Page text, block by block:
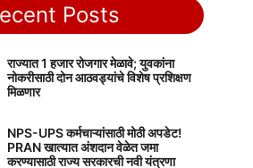
Posts
राज्यात 1 हजार रोजगार मेळावे; युवकांना
नोकरीसाठी दोन आठवड्यांचे विशेष प्रशिक्षण
मिळणार
NPS-UPS कर्मचाऱ्यांसाठी मोठी अपडेट!
PRAN खात्यात अंशदान वेळेत जमा
करण्यासाठी राज्य सरकारची नवी यंत्रणा